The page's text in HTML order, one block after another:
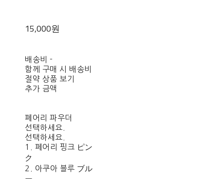
15,000원
배송비 -
함께 구매 시 배송비
절약 상품 보기
추가 금액
페어리 파우더
선택하세요.
선택하세요.
1. 페어리 핑크 ピン
ク
2. 아쿠아 블루 ブル